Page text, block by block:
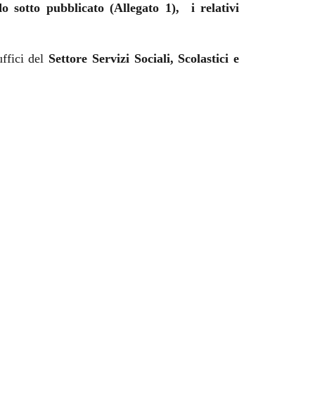
sotto pubblicato (Allegato 1), i relativi
del Settore Servizi Sociali, Scolastici e